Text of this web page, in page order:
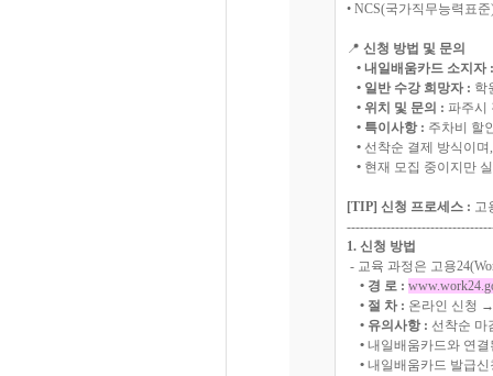
• NCS(국가직무능력표
📍 신청 방법 및 문의
• 내일배움카드 소지자 :
• 일반 수강 희망자 : 학
• 위치 및 문의 : 파주시
• 특이사항 : 주차비 할
• 선착순 결제 방식이
• 현재 모집 중이지만
[TIP] 신청 프로세스 : 고
1. 신청 방법
- 교육 과정은 고용
• 경 로 :
• 절 차 : 온라인 신청
• 유의사항 : 선착순 마
• 내일배움카드와 연
• 내일배움카드 발급